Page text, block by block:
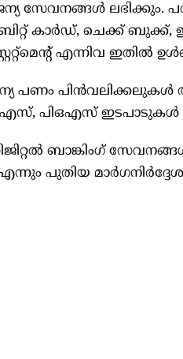
ലഭിക്കും.
കാർഡ്, ചെക്ക് ബുക്ക്,
എന്നിവ ഇതിൽ
പണം
പിഒഎസ് ഇടപാടുകൾ ഈ
ബാങ്കിംഗ്
എന്നും പുതിയ